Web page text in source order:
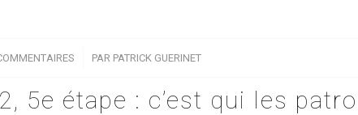
/ PAR PATRICK GUERINET
5e étape : c’est qui les